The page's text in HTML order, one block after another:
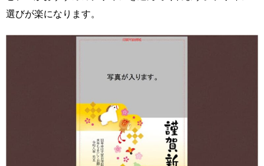
選びが楽になります。